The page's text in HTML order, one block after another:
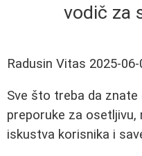
vodič za
Radusin Vitas 2025-
Sve što treba da
preporuke za
iskustva korisnika i